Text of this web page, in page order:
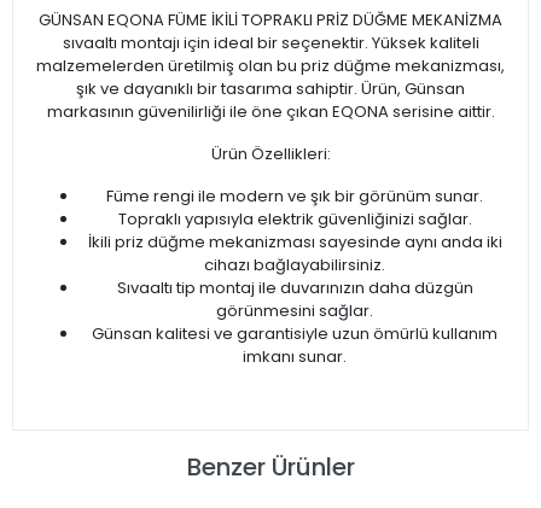
GÜNSAN EQONA FÜME İKİLİ TOPRAKLI PRİZ DÜĞME MEKANİZMA
sıvaaltı montajı için ideal bir seçenektir. Yüksek kaliteli
malzemelerden üretilmiş olan bu priz düğme mekanizması,
şık ve dayanıklı bir tasarıma sahiptir. Ürün, Günsan
markasının güvenilirliği ile öne çıkan EQONA serisine aittir.
Ürün Özellikleri:
Füme rengi ile modern ve şık bir görünüm sunar.
Topraklı yapısıyla elektrik güvenliğinizi sağlar.
İkili priz düğme mekanizması sayesinde aynı anda iki
cihazı bağlayabilirsiniz.
Sıvaaltı tip montaj ile duvarınızın daha düzgün
görünmesini sağlar.
Günsan kalitesi ve garantisiyle uzun ömürlü kullanım
imkanı sunar.
Benzer Ürünler